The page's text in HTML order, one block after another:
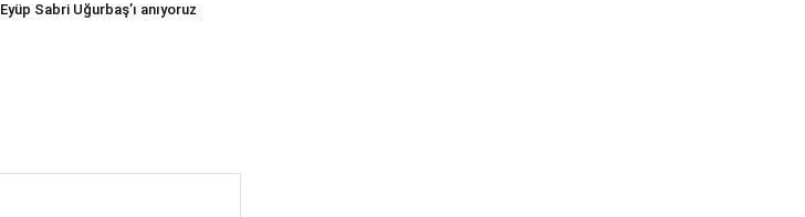
Eyüp Sabri Uğurbaş’ı anıyoruz